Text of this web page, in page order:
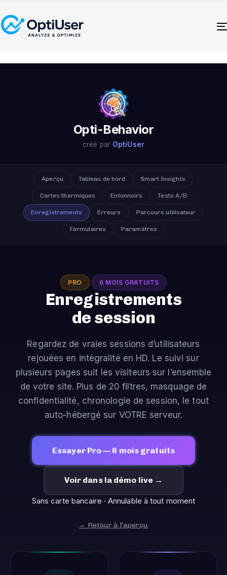
Opti-Behavior
créé par OptiUser
Aperçu Tableau de bord Smart Insights
Cartes thermiques Entonnoirs Tests A/B
Enregistrements Erreurs Parcours utilisateur
Formulaires Paramètres
PRO 6 MOIS GRATUITS
Enregistrements
de session
Regardez de vraies sessions d’utilisateurs
rejouées en intégralité en HD. Le suivi sur
plusieurs pages suit les visiteurs sur l’ensemble
de votre site. Plus de 20 filtres, masquage de
confidentialité, chronologie de session, le tout
auto-hébergé sur VOTRE serveur.
Essayer Pro — 6 mois gratuits
Voir dans la démo live →
Sans carte bancaire · Annulable à tout moment
← Retour à l’aperçu